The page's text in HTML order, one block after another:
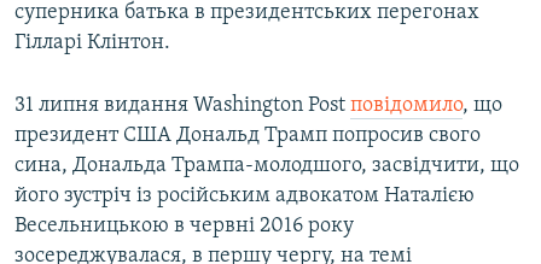
суперника батька в президентських перегонах
Гілларі Клінтон.
31 липня видання Washington Post повідомило, що
президент США Дональд Трамп попросив свого
сина, Дональда Трампа-молодшого, засвідчити, що
його зустріч із російським адвокатом Наталією
Весельницькою в червні 2016 року
зосереджувалася, в першу чергу, на темі